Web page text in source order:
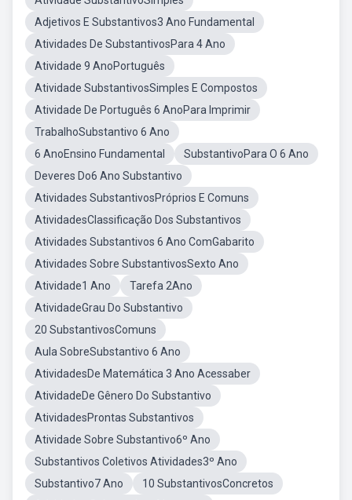
Adjetivos E Substantivos3 Ano Fundamental
Atividades De SubstantivosPara 4 Ano
Atividade 9 AnoPortuguês
Atividade SubstantivosSimples E Compostos
Atividade De Português 6 AnoPara Imprimir
TrabalhoSubstantivo 6 Ano
6 AnoEnsino Fundamental
SubstantivoPara O 6 Ano
Deveres Do6 Ano Substantivo
Atividades SubstantivosPróprios E Comuns
AtividadesClassificação Dos Substantivos
Atividades Substantivos 6 Ano ComGabarito
Atividades Sobre SubstantivosSexto Ano
Atividade1 Ano
Tarefa 2Ano
AtividadeGrau Do Substantivo
20 SubstantivosComuns
Aula SobreSubstantivo 6 Ano
AtividadesDe Matemática 3 Ano Acessaber
AtividadeDe Gênero Do Substantivo
AtividadesProntas Substantivos
Atividade Sobre Substantivo6º Ano
Substantivos Coletivos Atividades3º Ano
Substantivo7 Ano
10 SubstantivosConcretos